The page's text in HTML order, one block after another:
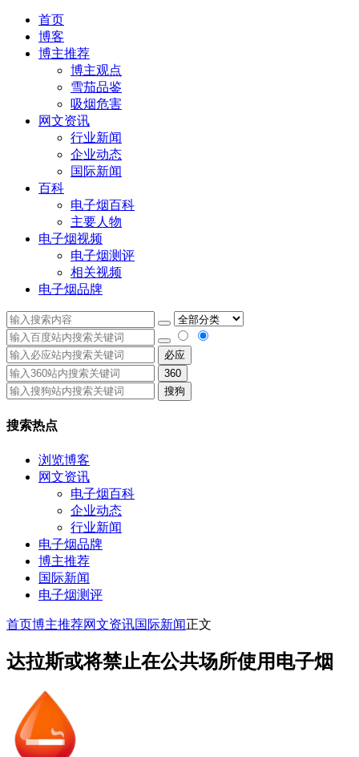
首页
博客
博主推荐
博主观点
雪茄品鉴
吸烟危害
网文资讯
行业新闻
企业动态
国际新闻
百科
电子烟百科
主要人物
电子烟视频
电子烟测评
相关视频
电子烟品牌
必应
360
搜狗
搜索热点
浏览博客
网文资讯
电子烟百科
企业动态
行业新闻
电子烟品牌
博主推荐
国际新闻
电子烟测评
首页博主推荐网文资讯国际新闻正文
达拉斯或将禁止在公共场所使用电子烟